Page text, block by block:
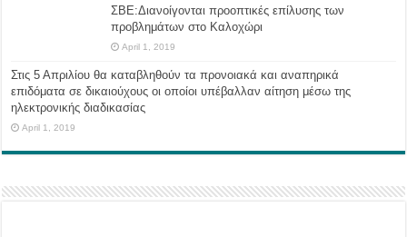
ΣΒΕ:Διανοίγονται προοπτικές επίλυσης των
προβλημάτων στο Καλοχώρι
April 1, 2019
Στις 5 Απριλίου θα καταβληθούν τα προνοιακά και αναπηρικά
επιδόματα σε δικαιούχους οι οποίοι υπέβαλλαν αίτηση μέσω της
ηλεκτρονικής διαδικασίας
April 1, 2019